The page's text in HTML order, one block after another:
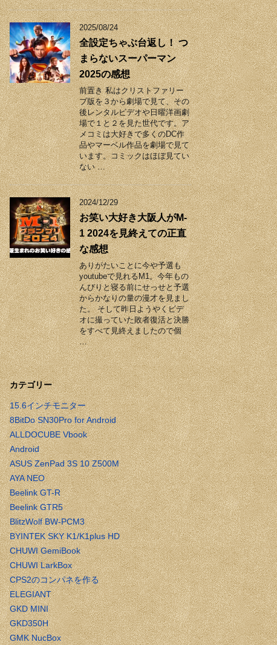
2025/08/24
全設定ちゃぶ台返し！ つ
まらないスーパーマン
2025の感想
前置き 私はクリストファリー
ブ版を３から劇場で見て、その
後レンタルビデオや日曜洋画劇
場で１と２を見た世代です。ア
メコミは大好きで多くのDC作
品やマーベル作品を劇場で見て
います。コミックはほぼ見てい
ない …
2024/12/29
お笑い大好き大阪人がM-
1 2024を見終えての正直
な感想
ありがたいことに今や予選も
youtubeで見れるM1。今年もの
んびりと寝る前にせっせと予選
からかなりの量の漫才を見まし
た。 そして昨日ようやくビデ
オに撮っていた敗者復活と決勝
をすべて見終えましたので個
…
カテゴリー
15.6インチモニター
8BitDo SN30Pro for Android
ALLDOCUBE Vbook
Android
ASUS ZenPad 3S 10 Z500M
AYA NEO
Beelink GT-R
Beelink GTR5
BlitzWolf BW-PCM3
BYINTEK SKY K1/K1plus HD
CHUWI GemiBook
CHUWI LarkBox
CPS2のコンパネを作る
ELEGIANT
GKD MINI
GKD350H
GMK NucBox